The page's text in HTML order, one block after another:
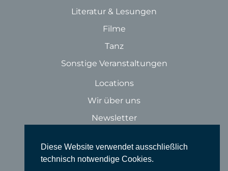
Literatur & Lesungen
Filme
Tanz
Sonstige Veranstaltungen
Locations
Wir über uns
Newsletter
Vereine
Diese Website verwendet ausschließlich
technisch notwendige Cookies.